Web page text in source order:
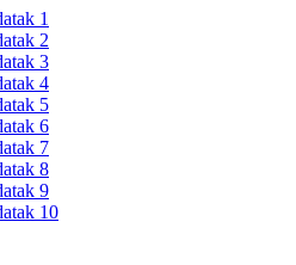
1
2
3
4
5
6
7
8
9
10